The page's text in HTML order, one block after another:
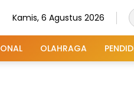
Kamis, 6 Agustus 2026
OLAHRAGA